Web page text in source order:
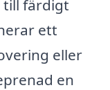
till färdigt
ett
eller
en